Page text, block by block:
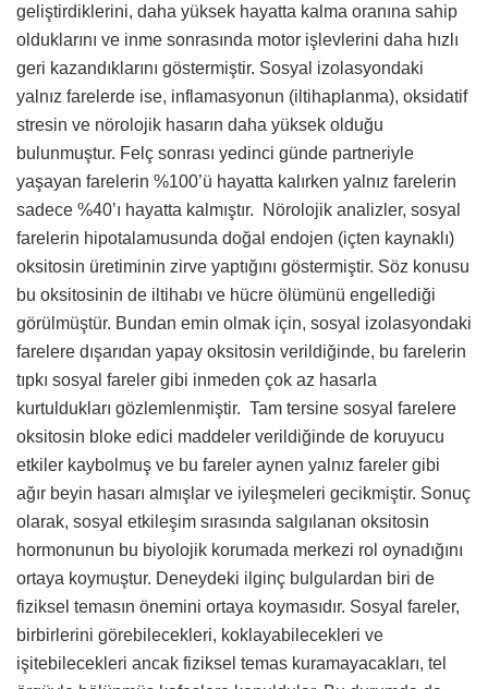
geliştirdiklerini, daha yüksek hayatta kalma oranına sahip
olduklarını ve inme sonrasında motor işlevlerini daha hızlı
geri kazandıklarını göstermiştir. Sosyal izolasyondaki
yalnız farelerde ise, inflamasyonun (iltihaplanma), oksidatif
stresin ve nörolojik hasarın daha yüksek olduğu
bulunmuştur. Felç sonrası yedinci günde partneriyle
yaşayan farelerin %100’ü hayatta kalırken yalnız farelerin
sadece %40’ı hayatta kalmıştır. Nörolojik analizler, sosyal
farelerin hipotalamusunda doğal endojen (içten kaynaklı)
oksitosin üretiminin zirve yaptığını göstermiştir. Söz konusu
bu oksitosinin de iltihabı ve hücre ölümünü engellediği
görülmüştür. Bundan emin olmak için, sosyal izolasyondaki
farelere dışarıdan yapay oksitosin verildiğinde, bu farelerin
tıpkı sosyal fareler gibi inmeden çok az hasarla
kurtuldukları gözlemlenmiştir. Tam tersine sosyal farelere
oksitosin bloke edici maddeler verildiğinde de koruyucu
etkiler kaybolmuş ve bu fareler aynen yalnız fareler gibi
ağır beyin hasarı almışlar ve iyileşmeleri gecikmiştir. Sonuç
olarak, sosyal etkileşim sırasında salgılanan oksitosin
hormonunun bu biyolojik korumada merkezi rol oynadığını
ortaya koymuştur. Deneydeki ilginç bulgulardan biri de
fiziksel temasın önemini ortaya koymasıdır. Sosyal fareler,
birbirlerini görebilecekleri, koklayabilecekleri ve
işitebilecekleri ancak fiziksel temas kuramayacakları, tel